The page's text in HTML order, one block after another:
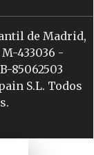
de Madrid,
433036 -
85062503
S.L. Todos